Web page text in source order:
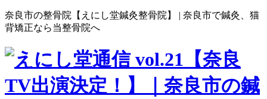
奈良市の整骨院【えにし堂鍼灸整骨院】 | 奈良市で鍼灸、猫
背矯正なら当整骨院へ